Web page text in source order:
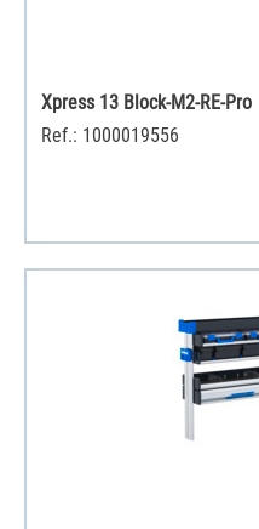
Xpress 13 Block-M2-RE-Pro
Ref.: 1000019556